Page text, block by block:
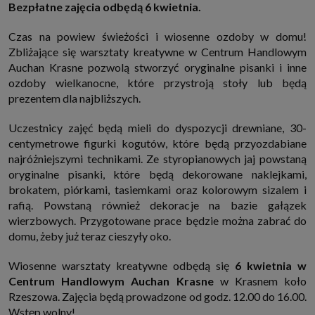
http://www.sagier.pl/
danych osobowych będą także nasi Zaufani Partnerzy. Listę Zaufanych
Partnerów możesz sprawdzić w każdym momencie na stronie naszej
polityki prywatnościi tam też zmodyfikować lub cofnąć swoje zgody.
Podstawa i cel przetwarzania
Twoje dane przetwarzamy w następujących celach:
w oparciu o treść regulaminu tego serwisu), to możemy przetwarzać
Twoje dane w zakresie niezbędnym do realizacji tej umowy.
2. Zapewnianie bezpieczeństwa usługi (np. sprawdzenie, czy do Twojego
konta nie loguje się nieuprawniona osoba), dokonanie pomiarów
statystycznych, ulepszanie naszych usług i dopasowanie ich do potrzeb i
wygody użytkowników (np. personalizowanie treści w usługach), jak
również prowadzenie marketingu i promocji własnych usług (np. jeśli
interesujesz się motoryzacją i oglądasz artykuły w biznesistyl.pl lub na
innych stronach internetowych, to możemy Ci wyświetlić reklamę
dotyczącą artykułu w serwisie biznesistyl.pl/automoto. Takie
przetwarzanie danych to realizacja naszych prawnie uzasadnionych
3. Za Twoją zgodą usługi marketingowe dostarczą Ci nasi Zaufani
Partnerzy oraz my dla podmiotów trzecich. Aby móc pokazać interesujące
ich przedstawiciele chcieliby mieć możliwość przetwarzania Twoich
danych związanych z odwiedzanymi przez Ciebie stronami
Bezpłatne zajęcia odbędą 6 kwietnia.
Czas na powiew świeżości i wiosenne ozdoby w domu!
Zbliżające się warsztaty kreatywne w Centrum Handlowym
Auchan Krasne pozwolą stworzyć oryginalne pisanki i inne
ozdoby wielkanocne, które przystroją stoły lub będą
prezentem dla najbliższych.
Uczestnicy zajęć będą mieli do dyspozycji drewniane, 30-
centymetrowe figurki kogutów, które będą przyozdabiane
najróżniejszymi technikami. Ze styropianowych jaj powstaną
oryginalne pisanki, które będą dekorowane naklejkami,
brokatem, piórkami, tasiemkami oraz kolorowym sizalem i
rafią. Powstaną również dekoracje na bazie gałązek
wierzbowych. Przygotowane prace będzie można zabrać do
domu, żeby już teraz cieszyły oko.
Wiosenne warsztaty kreatywne odbędą się 6 kwietnia w
Centrum Handlowym Auchan Krasne w Krasnem koło
Rzeszowa. Zajęcia będą prowadzone od godz. 12.00 do 16.00.
Wstęp wolny!